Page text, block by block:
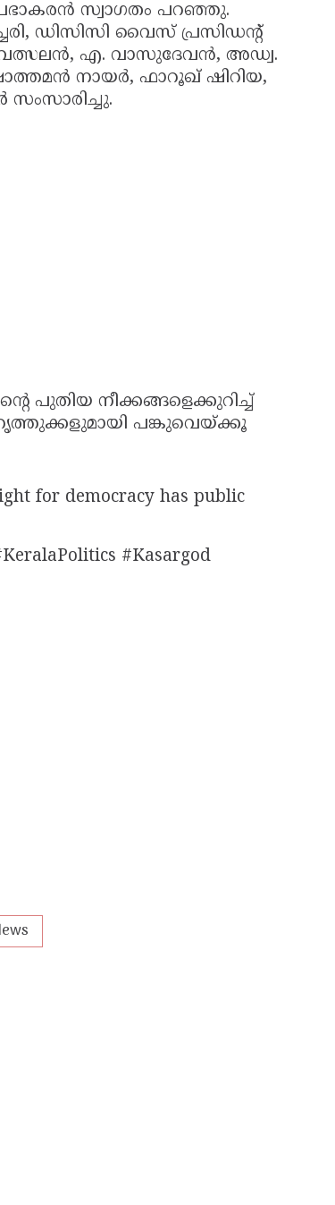
സ്വാഗതം പറഞ്ഞു.
ഡിസിസി വൈസ് പ്രസിഡന്റ്
എ. വാസുദേവൻ, അഡ്വ.
നായർ, ഫാറൂഖ് ഷിറിയ,
സംസാരിച്ചു.
പുതിയ നീക്കങ്ങളെക്കുറിച്ച്
പങ്കുവെയ്ക്കൂ
for democracy has public
#Kasargod